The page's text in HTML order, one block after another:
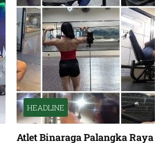
HEADLINE
Atlet Binaraga Palangka Raya